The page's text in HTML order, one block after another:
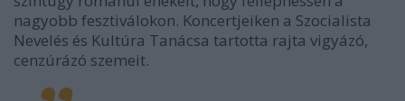
nagyobb fesztiválokon. Koncertjeiken a Szocialista
Nevelés és Kultúra Tanácsa tartotta rajta vigyázó,
cenzúrázó szemeit.